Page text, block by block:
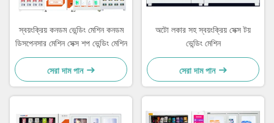
স্বয়ংক্রিয় কনডম ভেন্ডিং মেশিন কনডম
ডিসপেনসার মেশিন সেক্স শপ ভেন্ডিং মেশিন
সেরা দাম পান
অটো লকার সহ স্বয়ংক্রিয় সেক্স টয়
ভেন্ডিং মেশিন
সেরা দাম পান